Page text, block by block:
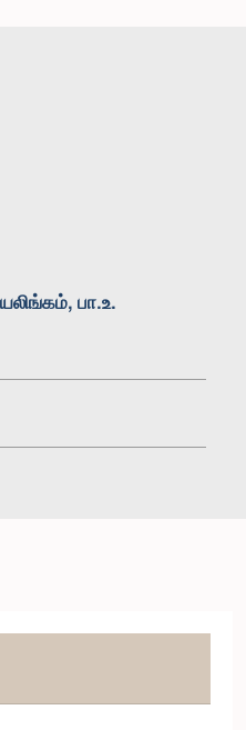
பா.உ.